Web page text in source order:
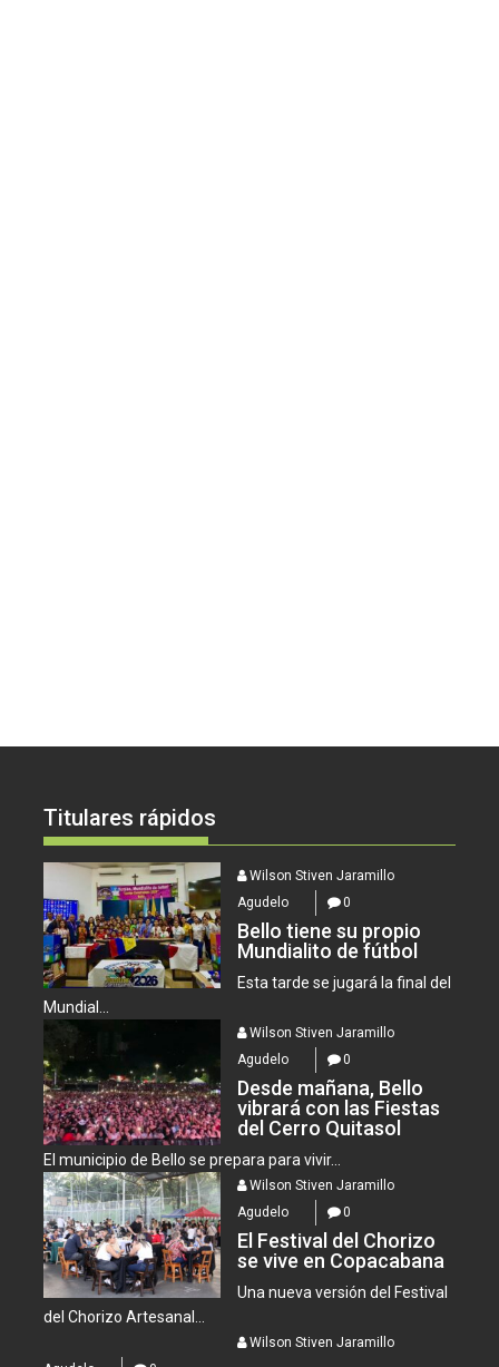
Titulares rápidos
Wilson Stiven Jaramillo
Agudelo
0
Bello tiene su propio
Mundialito de fútbol
Esta tarde se jugará la final del
Mundial...
Wilson Stiven Jaramillo
Agudelo
0
Desde mañana, Bello
vibrará con las Fiestas
del Cerro Quitasol
El municipio de Bello se prepara para vivir...
Wilson Stiven Jaramillo
Agudelo
0
El Festival del Chorizo
se vive en Copacabana
Una nueva versión del Festival
del Chorizo Artesanal...
Wilson Stiven Jaramillo